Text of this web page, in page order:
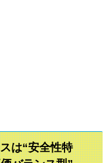
は“安全性特